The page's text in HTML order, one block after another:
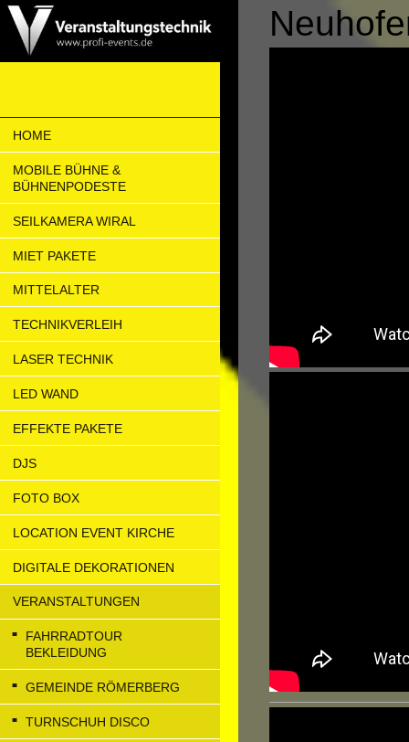
HOME
MOBILE BÜHNE &
BÜHNENPODESTE
SEILKAMERA WIRAL
MIET PAKETE
MITTELALTER
TECHNIKVERLEIH
LASER TECHNIK
LED WAND
EFFEKTE PAKETE
DJS
FOTO BOX
LOCATION EVENT KIRCHE
DIGITALE DEKORATIONEN
VERANSTALTUNGEN
FAHRRADTOUR
BEKLEIDUNG
GEMEINDE RÖMERBERG
TURNSCHUH DISCO